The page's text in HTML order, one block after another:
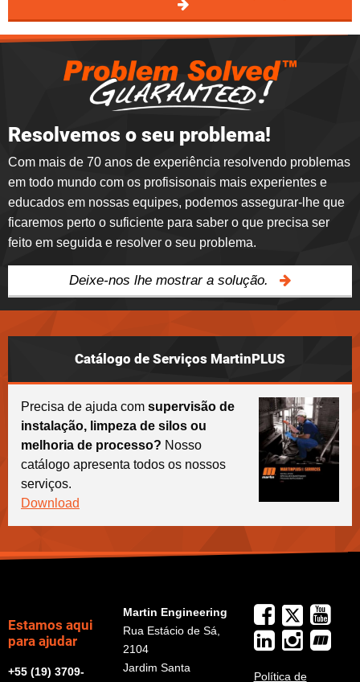
Resolvemos o seu problema!
Com mais de 70 anos de experiência resolvendo problemas
em todo mundo com os profisisonais mais experientes e
educados em nossas equipes, podemos assegurar-lhe que
ficaremos perto o suficiente para saber o que precisa ser
feito em seguida e resolver o seu problema.
Deixe-nos lhe mostrar a solução.
Catálogo de Serviços MartinPLUS
Precisa de ajuda com supervisão de
instalação, limpeza de silos ou
melhoria de processo? Nosso
catálogo apresenta todos os nossos
serviços.
Download
Estamos aqui
para ajudar
+55 (19) 3709-
Martin Engineering
Rua Estácio de Sá,
2104
Jardim Santa
Política de